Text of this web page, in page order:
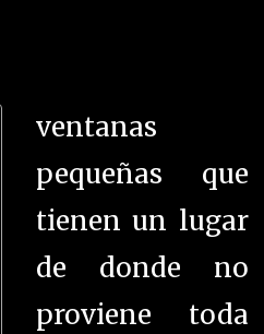
ventanas
pequeñas que
tienen un lugar
de donde no
proviene toda